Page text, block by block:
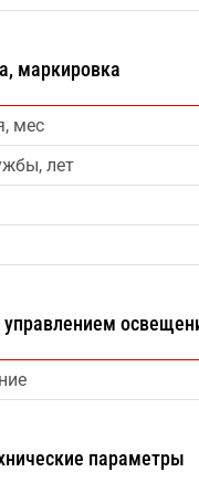
маркировка
мес
лет
управлением
параметры